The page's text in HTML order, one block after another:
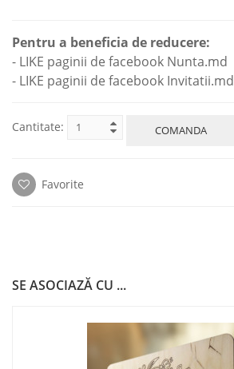
Pentru a beneficia de reducere:
- LIKE paginii de facebook Nunta.md
- LIKE paginii de facebook Invitatii.md
Cantitate: COMANDA
Favorite
SE ASOCIAZĂ CU ...